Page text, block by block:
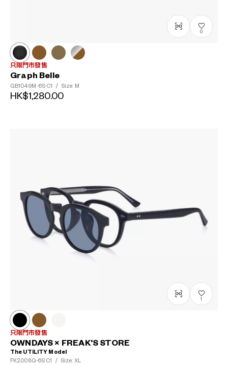
0
只限門市發售
Graph Belle
GB1049M-6S C1 / Size: M
HK$1,280.00
1
只限門市發售
OWNDAYS × FREAK'S STORE
The UTILITY Model
FK2008Q-6S C1 / Size: XL